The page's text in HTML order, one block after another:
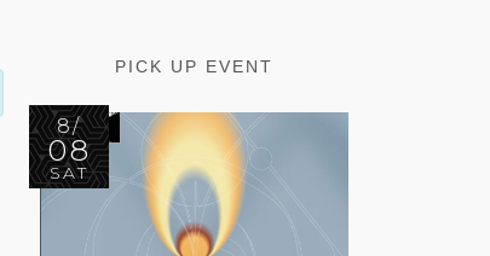
PICK UP EVENT
8/
08
SAT